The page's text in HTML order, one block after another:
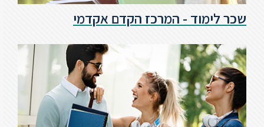
שכר לימוד - המרכז הקדם אקדמי